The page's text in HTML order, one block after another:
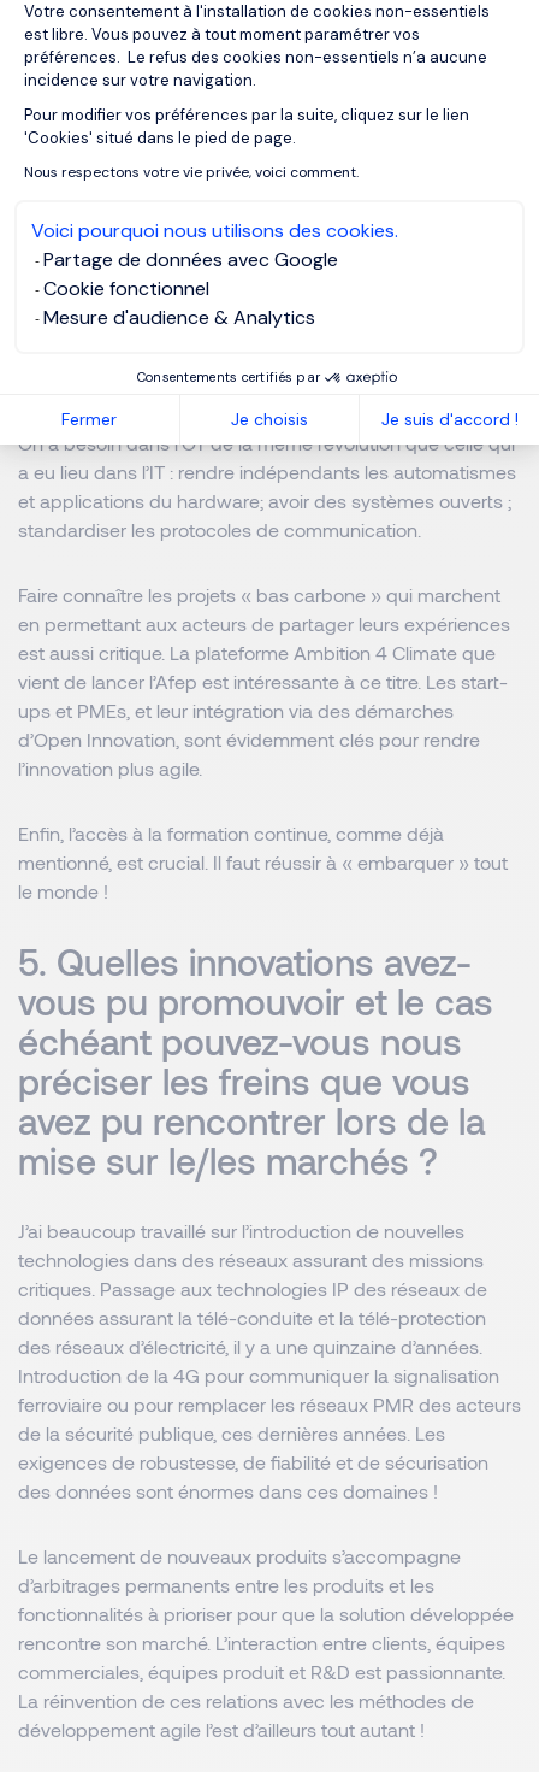
Votre consentement à l'installation de cookies non-essentiels
est libre. Vous pouvez à tout moment paramétrer vos
préférences. Le refus des cookies non-essentiels n’a aucune
incidence sur votre navigation.
Pour modifier vos préférences par la suite, cliquez sur le lien
'Cookies' situé dans le pied de page.
Nous respectons votre vie privée, voici comment.
Voici pourquoi nous utilisons des cookies.
Partage de données avec Google
Cookie fonctionnel
Mesure d'audience & Analytics
Consentements certifiés par
Fermer Je choisis Je suis d'accord !
Axeptio consent
1.5°C, les émissions de l’industrie et de la logistique doivent
baisser de 45% d’ici 2030. Nous n’y arriverons pas sans
mettre en œuvre ces technologies, dans le cadre de
stratégies « bas carbone » généralisées.
4. Si l’importance de
l’innovation n’est plus à
démontrer, quels seraient les
principaux leviers à actionner
pour la rendre plus agile et
compétitive ?
On a besoin dans l’OT de la même révolution que celle qui
a eu lieu dans l’IT : rendre indépendants les automatismes
et applications du hardware; avoir des systèmes ouverts ;
standardiser les protocoles de communication.
Faire connaître les projets « bas carbone » qui marchent
en permettant aux acteurs de partager leurs expériences
est aussi critique. La plateforme Ambition 4 Climate que
vient de lancer l’Afep est intéressante à ce titre. Les start-
ups et PMEs, et leur intégration via des démarches
d’Open Innovation, sont évidemment clés pour rendre
l’innovation plus agile.
Enfin, l’accès à la formation continue, comme déjà
mentionné, est crucial. Il faut réussir à « embarquer » tout
le monde !
5. Quelles innovations avez-
vous pu promouvoir et le cas
échéant pouvez-vous nous
préciser les freins que vous
avez pu rencontrer lors de la
mise sur le/les marchés ?
J’ai beaucoup travaillé sur l’introduction de nouvelles
technologies dans des réseaux assurant des missions
critiques. Passage aux technologies IP des réseaux de
données assurant la télé-conduite et la télé-protection
des réseaux d’électricité, il y a une quinzaine d’années.
Introduction de la 4G pour communiquer la signalisation
ferroviaire ou pour remplacer les réseaux PMR des acteurs
de la sécurité publique, ces dernières années. Les
exigences de robustesse, de fiabilité et de sécurisation
des données sont énormes dans ces domaines !
Le lancement de nouveaux produits s’accompagne
d’arbitrages permanents entre les produits et les
fonctionnalités à prioriser pour que la solution développée
rencontre son marché. L’interaction entre clients, équipes
commerciales, équipes produit et R&D est passionnante.
La réinvention de ces relations avec les méthodes de
développement agile l’est d’ailleurs tout autant !